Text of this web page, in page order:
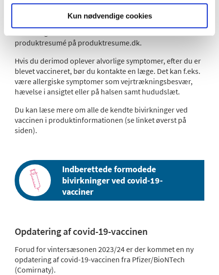
Kun nødvendige cookies
at immunsystemet reagerer. Det behøver du ikke kontakte
din læge om. Du kan læse mere om de milde og moderate
produktresumé på produktresume.dk.
Hvis du derimod oplever alvorlige symptomer, efter du er
blevet vaccineret, bør du kontakte en læge. Det kan f.eks.
være allergiske symptomer som vejrtrækningsbesvær,
hævelse i ansigtet eller på halsen samt hududslæt.
Du kan læse mere om alle de kendte bivirkninger ved
vaccinen i produktinformationen (se linket øverst på
siden).
Indberettede formodede
bivirkninger ved covid-19-
vacciner
Opdatering af covid-19-vaccinen
Forud for vintersæsonen 2023/24 er der kommet en ny
opdatering af covid-19-vaccinen fra Pfizer/BioNTech
(Comirnaty).